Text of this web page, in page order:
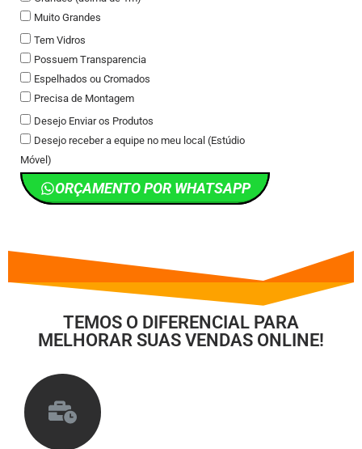
Muito Grandes
Tem Vidros
Possuem Transparencia
Espelhados ou Cromados
Precisa de Montagem
Desejo Enviar os Produtos
Desejo receber a equipe no meu local (Estúdio
Móvel)
ORÇAMENTO POR WHATSAPP
TEMOS O DIFERENCIAL PARA
MELHORAR SUAS VENDAS ONLINE!